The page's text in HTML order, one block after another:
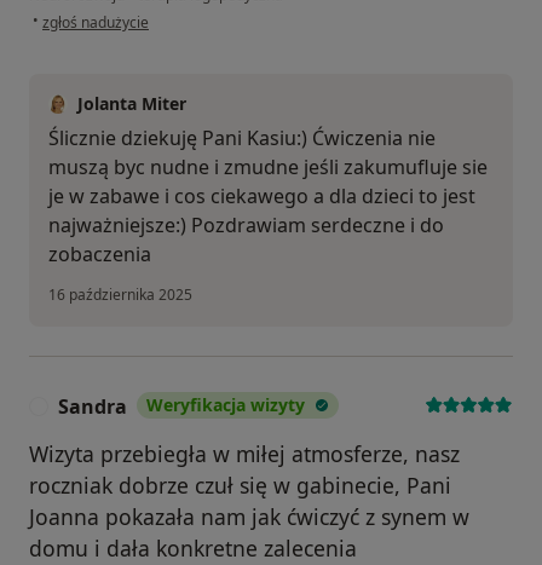
• w opinii użytkownika Katarzyna Majchrzak
zgłoś nadużycie
Jolanta Miter
Ślicznie dziekuję Pani Kasiu:) Ćwiczenia nie
muszą byc nudne i zmudne jeśli zakumufluje sie
je w zabawe i cos ciekawego a dla dzieci to jest
najważniejsze:) Pozdrawiam serdeczne i do
zobaczenia
16 października 2025
Sandra Weryfikacja wizyty
Wizyta przebiegła w miłej atmosferze, nasz
roczniak dobrze czuł się w gabinecie, Pani
Joanna pokazała nam jak ćwiczyć z synem w
domu i dała konkretne zalecenia